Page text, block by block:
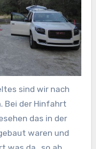
sind wir nach
Bei der Hinfahrt
das in der
waren und